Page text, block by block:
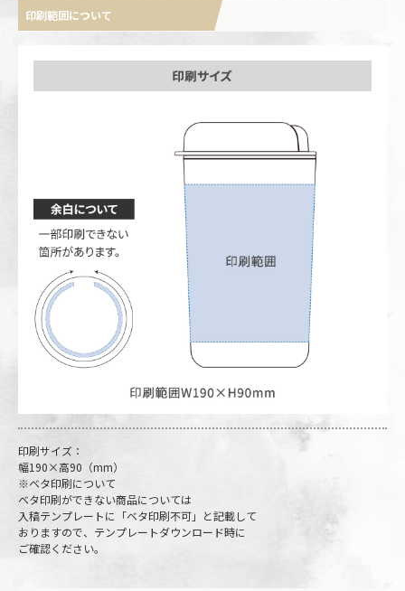
印刷範囲について
印刷サイズ：
幅190×高90（mm）
※ベタ印刷について
ベタ印刷ができない商品については
入稿テンプレートに「ベタ印刷不可」と記載して
おりますので、テンプレートダウンロード時に
ご確認ください。